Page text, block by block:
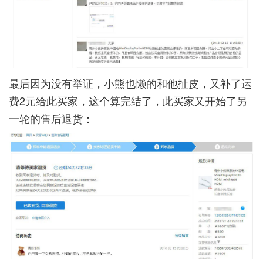
最后因为没有举证，小熊也懒的和他扯皮，又补了运
费2元给此买家，这个算完结了，此买家又开始了另
一轮的售后退货：